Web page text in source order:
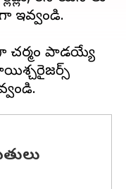
ఇవ్వండి.
చర్మం పాడయ్యే